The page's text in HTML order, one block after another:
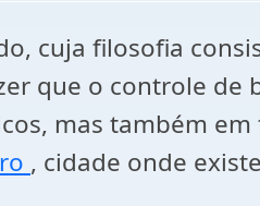
cuja filosofia
que o controle de
mas também
, cidade onde